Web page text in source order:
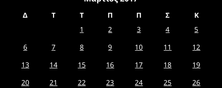
Δ Τ Τ Π Π Σ
Κ
1
2 3 4
5
6
7 8 9 10 11
12
13
14 15 16 17 18
19
20
21 22 23 24 25
26